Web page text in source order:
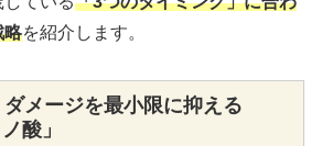
略を紹介します。
ダメージを最小限に抑える
酸」